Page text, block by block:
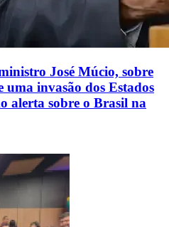
José Múcio, sobre
invasão dos Estados
alerta sobre o Brasil na